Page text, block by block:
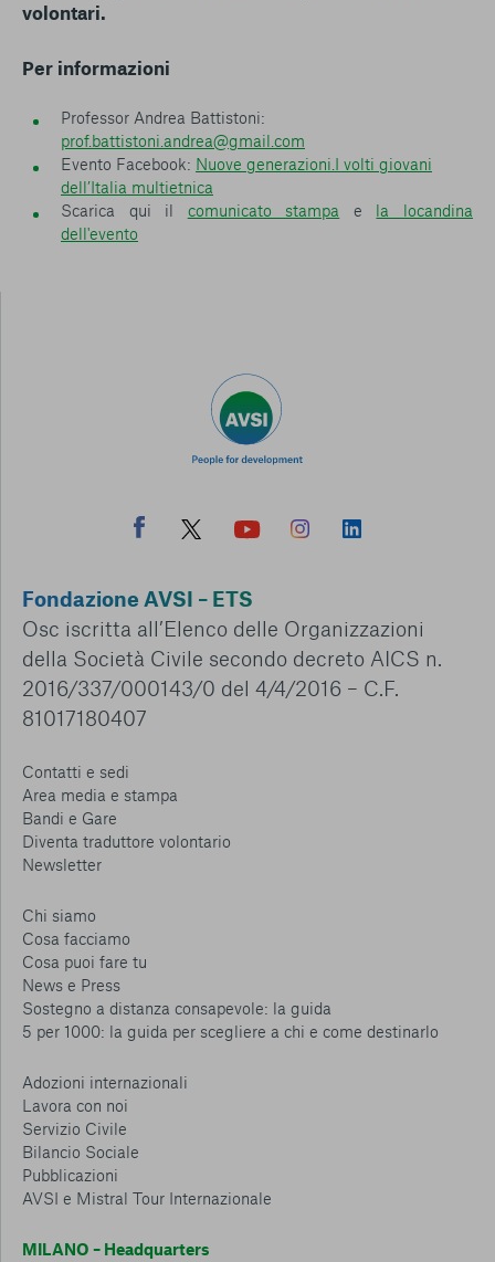
volontari.
Per informazioni
Professor Andrea Battistoni:
prof.battistoni.andrea@gmail.com
Evento Facebook: Nuove generazioni.I volti giovani
dell’Italia multietnica​
Scarica qui il comunicato stampa e la locandina
dell'evento
Fondazione AVSI – ETS
Osc iscritta all’Elenco delle Organizzazioni
della Società Civile secondo decreto AICS n.
2016/337/000143/0 del 4/4/2016 – C.F.
81017180407
Contatti e sedi
Area media e stampa
Bandi e Gare
Diventa traduttore volontario
Newsletter
Chi siamo
Cosa facciamo
Cosa puoi fare tu
News e Press
Sostegno a distanza consapevole: la guida
5 per 1000: la guida per scegliere a chi e come destinarlo
Adozioni internazionali
Lavora con noi
Servizio Civile
Bilancio Sociale
Pubblicazioni
AVSI e Mistral Tour Internazionale
MILANO – Headquarters